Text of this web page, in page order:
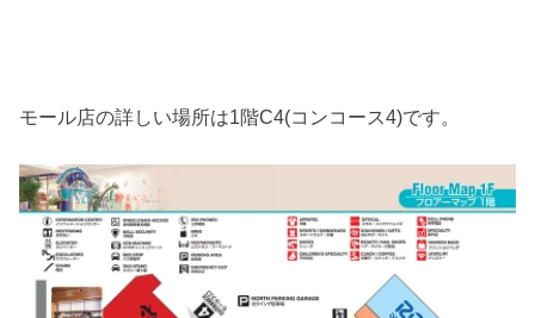
モール店の詳しい場所は1階C4(コンコース4)です。